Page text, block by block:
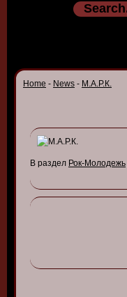
Home - News - М.А.Р.К.
В раздел Рок-Молодежь